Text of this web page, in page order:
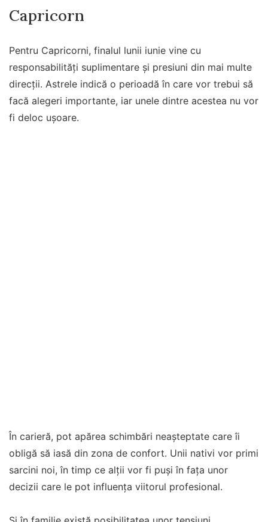
Capricorn
Pentru Capricorni, finalul lunii iunie vine cu
responsabilități suplimentare și presiuni din mai multe
direcții. Astrele indică o perioadă în care vor trebui să
facă alegeri importante, iar unele dintre acestea nu vor
fi deloc ușoare.
În carieră, pot apărea schimbări neașteptate care îi
obligă să iasă din zona de confort. Unii nativi vor primi
sarcini noi, în timp ce alții vor fi puși în fața unor
decizii care le pot influența viitorul profesional.